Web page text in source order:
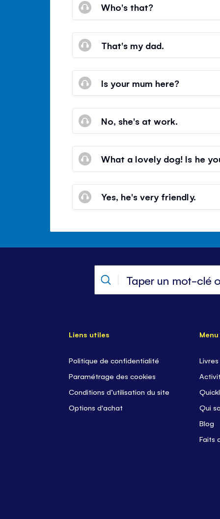
Who's that?
That's my dad.
Is your mum here?
No, she's at work.
What a lovely dog! Is he
Yes, he's very friendly.
Liens utiles
Politique de confidentialité
Paramétrage des cookies
Conditions d’utilisation du site
Options d'achat
Menu
Livres
Qui
Blog
Faits